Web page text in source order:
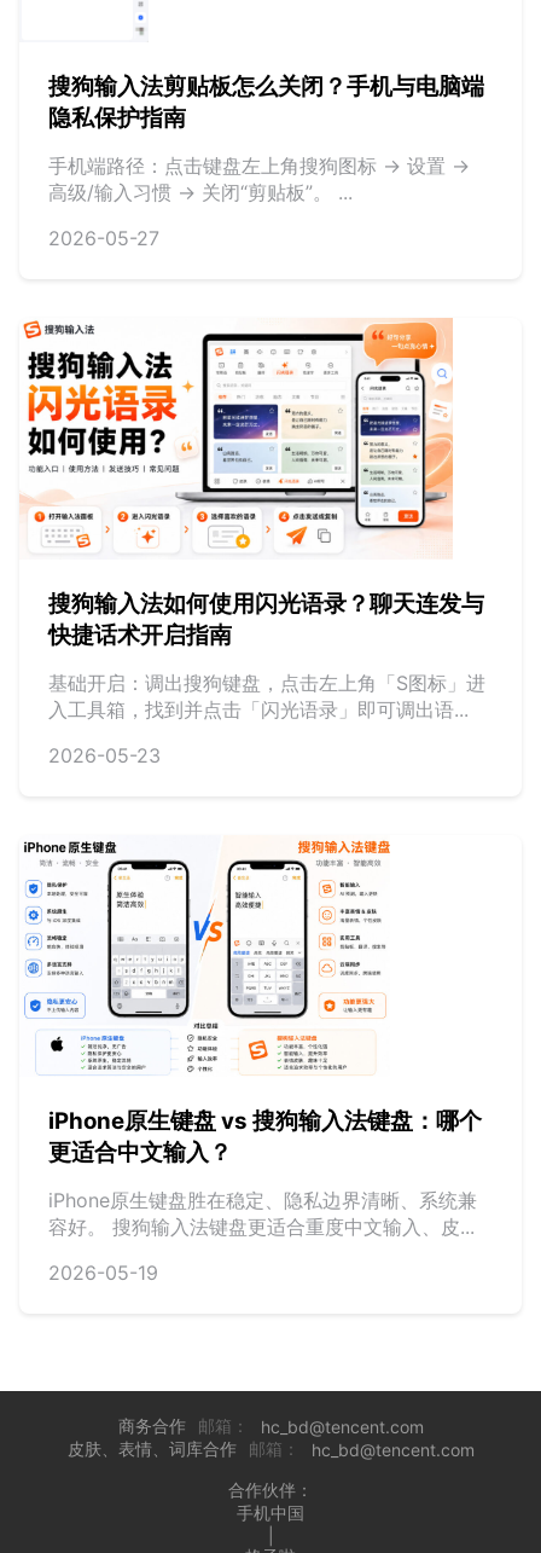
搜狗输入法剪贴板怎么关闭？手机与电脑端
隐私保护指南
手机端路径：点击键盘左上角搜狗图标 -> 设置 ->
高级/输入习惯 -> 关闭“剪贴板”。 ...
2026-05-27
搜狗输入法如何使用闪光语录？聊天连发与
快捷话术开启指南
基础开启：调出搜狗键盘，点击左上角「S图标」进
入工具箱，找到并点击「闪光语录」即可调出语...
2026-05-23
iPhone原生键盘 vs 搜狗输入法键盘：哪个
更适合中文输入？
iPhone原生键盘胜在稳定、隐私边界清晰、系统兼
容好。 搜狗输入法键盘更适合重度中文输入、皮...
2026-05-19
商务合作 邮箱：
hc_bd@tencent.com
皮肤、表情、词库合作
邮箱：
hc_bd@tencent.com
合作伙伴：
手机中国